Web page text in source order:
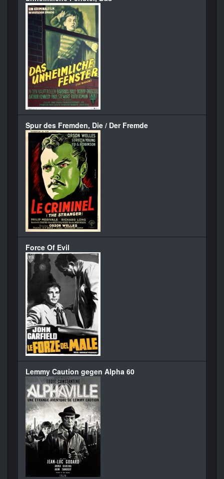
Spur des Fremden, Die / Der Fremde
Force Of Evil
Lemmy Caution gegen Alpha 60